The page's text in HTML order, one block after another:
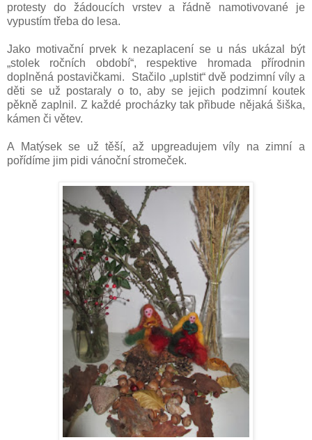
protesty do žádoucích vrstev a řádně namotivované je
vypustím třeba do lesa.
Jako motivační prvek k nezaplacení se u nás ukázal být
„stolek ročních období“, respektive hromada přírodnin
doplněná postavičkami. Stačilo „uplstit“ dvě podzimní víly a
děti se už postaraly o to, aby se jejich podzimní koutek
pěkně zaplnil. Z každé procházky tak přibude nějaká šiška,
kámen či větev.
A Matýsek se už těší, až upgreadujem víly na zimní a
pořídíme jim pidi vánoční stromeček.